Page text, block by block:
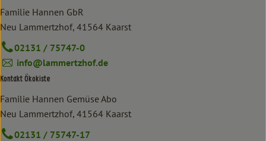
Familie Hannen GbR
Neu Lammertzhof, 41564 Kaarst
02131 / 75747-0
info@lammertzhof.de
Kontakt Ökokiste
Familie Hannen Gemüse Abo
Neu Lammertzhof, 41564 Kaarst
02131 / 75747-17